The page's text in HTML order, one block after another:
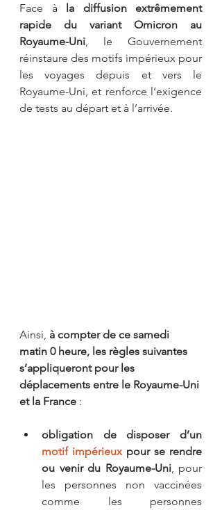
Face à la diffusion extrêmement
rapide du variant Omicron au
Royaume-Uni , le Gouvernement
réinstaure des motifs impérieux pour
les voyages depuis et vers le
Royaume-Uni, et renforce l’exigence
de tests au départ et à l’arrivée.
Ainsi, à compter de ce samedi
matin 0 heure, les règles suivantes
s’appliqueront pour les
déplacements entre le Royaume-Uni
et la France :
motif impérieux pour se rendre
ou venir du Royaume-Uni, pour
les personnes non vaccinées
comme les personnes